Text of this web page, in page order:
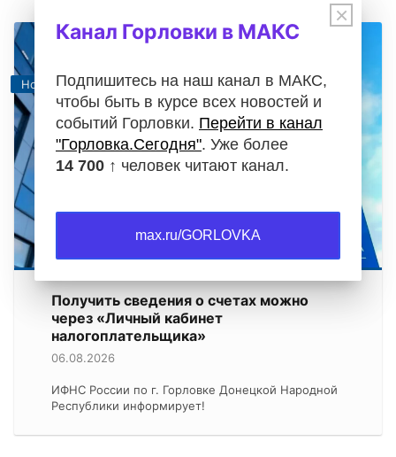
Новости
Получить сведения о счетах можно
через «Личный кабинет
налогоплательщика»
06.08.2026
ИФНС России по г. Горловке Донецкой Народной
Республики информирует!
×
Канал Горловки в МАКС
Подпишитесь на наш канал в МАКС,
чтобы быть в курсе всех новостей и
событий Горловки. Перейти в канал
"Горловка.Сегодня". Уже более
14 700 ↑ человек читают канал.
max.ru/GORLOVKA